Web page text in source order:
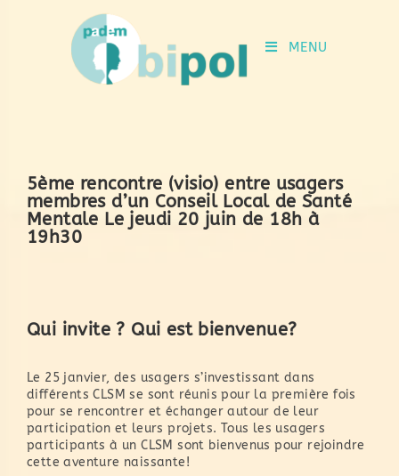
MENU
5ème rencontre (visio) entre usagers
membres d’un Conseil Local de Santé
Mentale Le jeudi 20 juin de 18h à
19h30
Qui invite ? Qui est bienvenue?
Le 25 janvier, des usagers s’investissant dans
différents CLSM se sont réunis pour la première fois
pour se rencontrer et échanger autour de leur
participation et leurs projets. Tous les usagers
participants à un CLSM sont bienvenus pour rejoindre
cette aventure naissante!